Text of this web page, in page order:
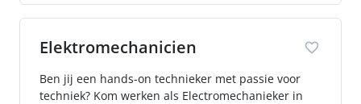
Elektromechanicien
Ben jij een hands-on technieker met passie voor
techniek? Kom werken als Electromechanieker in